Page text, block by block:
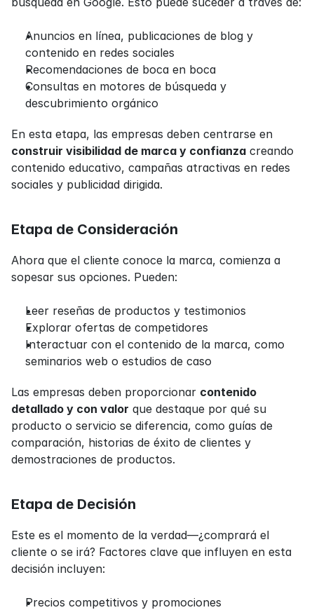
Anuncios en línea, publicaciones de blog y
contenido en redes sociales
Recomendaciones de boca en boca
Consultas en motores de búsqueda y
descubrimiento orgánico
construir visibilidad de marca y confianza creando
contenido educativo, campañas atractivas en redes
sociales y publicidad dirigida.
Etapa de Consideración
Ahora que el cliente conoce la marca, comienza a
sopesar sus opciones. Pueden:
Leer reseñas de productos y testimonios
Explorar ofertas de competidores
Interactuar con el contenido de la marca, como
seminarios web o estudios de caso
Las empresas deben proporcionar contenido
detallado y con valor que destaque por qué su
producto o servicio se diferencia, como guías de
comparación, historias de éxito de clientes y
demostraciones de productos.
Etapa de Decisión
Este es el momento de la verdad—¿comprará el
cliente o se irá? Factores clave que influyen en esta
decisión incluyen:
Precios competitivos y promociones